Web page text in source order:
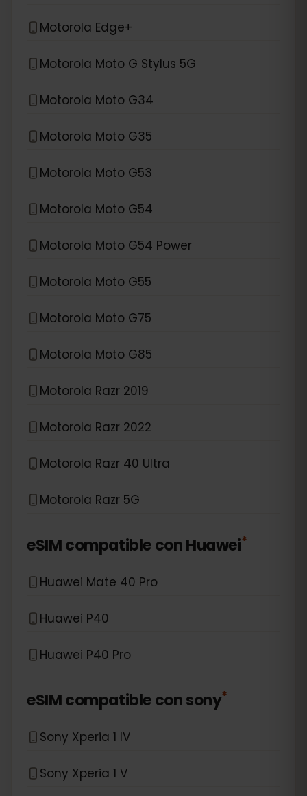
Motorola Edge+
Motorola Moto G Stylus 5G
Motorola Moto G34
Motorola Moto G35
Motorola Moto G53
Motorola Moto G54
Motorola Moto G54 Power
Motorola Moto G55
Motorola Moto G75
Motorola Moto G85
Motorola Razr 2019
Motorola Razr 2022
Motorola Razr 40 Ultra
Motorola Razr 5G
eSIM compatible conHuawei*
Huawei Mate 40 Pro
Huawei P40
Huawei P40 Pro
eSIM compatible consony*
Sony Xperia 1 IV
Sony Xperia 1 V